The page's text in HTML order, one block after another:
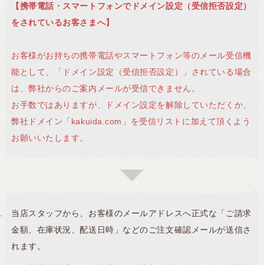
【携帯電話・スマートフォンでドメイン設定（受信拒否設定）
をされているお客さまへ】
お客様がお持ちの携帯電話やスマートフォン等のメール受信機
能として、「ドメイン設定（受信拒否設定）」されている場合
は、弊社からのご案内メールが受信できません。
お手数ではありますが、ドメイン設定を解除していただくか、
弊社ドメイン「kakuida.com」を受信リストに加えて頂くよう
お願いいたします。
当店スタッフから、お客様のメールアドレスへ正式な「ご請求
金額、在庫状況、配送日時」などのご注文確認メールが送信さ
れます。